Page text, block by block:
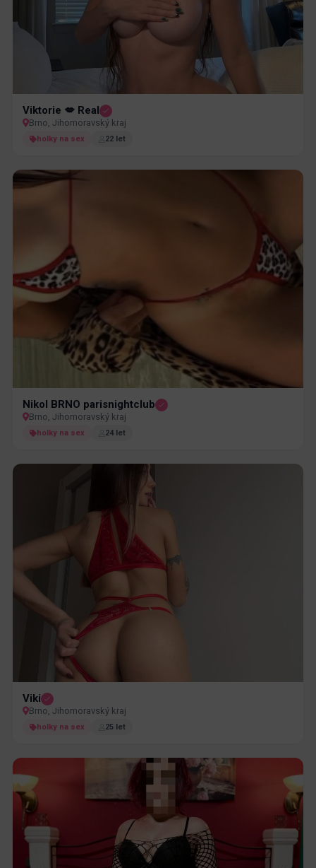
Viktorie 💋 Real
Brno, Jihomoravský kraj
holky na sex 22 let
Nikol BRNO parisnightclub
Brno, Jihomoravský kraj
holky na sex 24 let
Viki
Brno, Jihomoravský kraj
holky na sex 25 let